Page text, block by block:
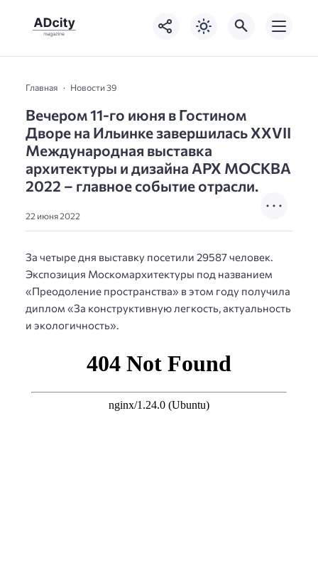
Главная Новости 39
Вечером 11-го июня в Гостином
Дворе на Ильинке завершилась XXVII
Международная выставка
архитектуры и дизайна АРХ МОСКВА
2022 – главное событие отрасли.
22 июня 2022
За четыре дня выставку посетили 29587 человек.
Экспозиция Москомархитектуры под названием
«Преодоление пространства» в этом году получила
диплом «За конструктивную легкость, актуальность
и экологичность».